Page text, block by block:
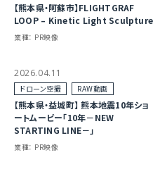
【熊本県・阿蘇市】FLIGHTGRAF
LOOP – Kinetic Light Sculpture
業種： PR映像
2026.04.11
ドローン空撮 RAW動画
【熊本県・益城町】 熊本地震10年ショ
ートムービー「10年－NEW
STARTING LINE－」
業種： PR映像